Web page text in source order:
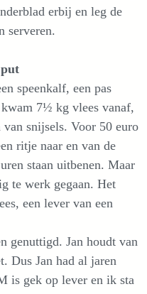
erbij en leg de
serveren.
speenkalf, een pas
7½ kg vlees vanaf,
snijsels. Voor 50 euro
ritje naar en van de
staan uitbenen. Maar
te werk gegaan. Het
een lever van een
genuttigd. Jan houdt van
Dus Jan had al jaren
is gek op lever en ik sta